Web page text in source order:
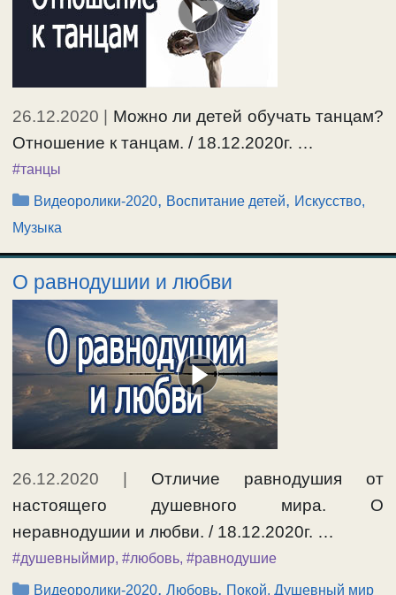
26.12.2020
Можно ли детей обучать танцам?
Отношение к танцам. / 18.12.2020г. …
#танцы
Рубрики
Видеоролики-2020, Воспитание детей, Искусство,
Музыка
О равнодушии и любви
26.12.2020 | Отличие равнодушия от
настоящего душевного мира. О
неравнодушии и любви. / 18.12.2020г. …
#душевныймир, #любовь, #равнодушие
Рубрики
Видеоролики-2020,Любовь, Покой, Душевный мир